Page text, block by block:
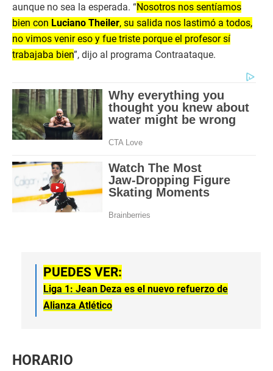
aunque no sea la esperada. “Nosotros nos sentíamos
bien con Luciano Theiler, su salida nos lastimó a todos,
no vimos venir eso y fue triste porque el profesor sí
trabajaba bien”, dijo al programa Contraataque.
PUEDES VER:
Liga 1: Jean Deza es el nuevo refuerzo de
Alianza Atlético
HORARIO